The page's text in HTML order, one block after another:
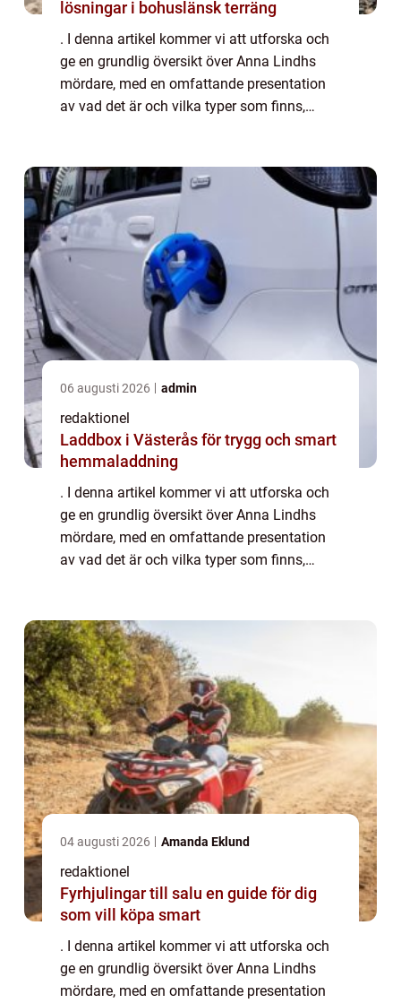
lösningar i bohuslänsk terräng
. I denna artikel kommer vi att utforska och
ge en grundlig översikt över Anna Lindhs
mördare, med en omfattande presentation
av vad det är och vilka typer som finns,
06 augusti 2026 admin
redaktionel
Laddbox i Västerås för trygg och smart
hemmaladdning
. I denna artikel kommer vi att utforska och
ge en grundlig översikt över Anna Lindhs
mördare, med en omfattande presentation
av vad det är och vilka typer som finns,
04 augusti 2026 Amanda Eklund
redaktionel
Fyrhjulingar till salu en guide för dig
som vill köpa smart
. I denna artikel kommer vi att utforska och
ge en grundlig översikt över Anna Lindhs
mördare, med en omfattande presentation